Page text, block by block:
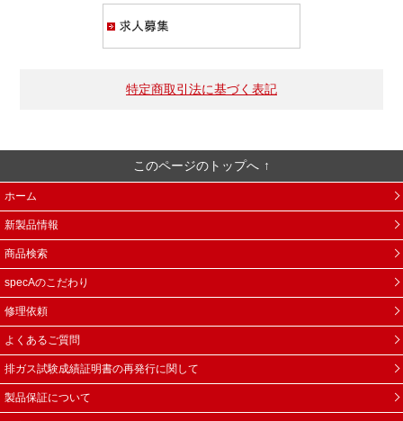
特定商取引法に基づく表記
このページのトップへ
ホーム
新製品情報
商品検索
specAのこだわり
修理依頼
よくあるご質問
排ガス試験成績証明書の再発行に関して
製品保証について